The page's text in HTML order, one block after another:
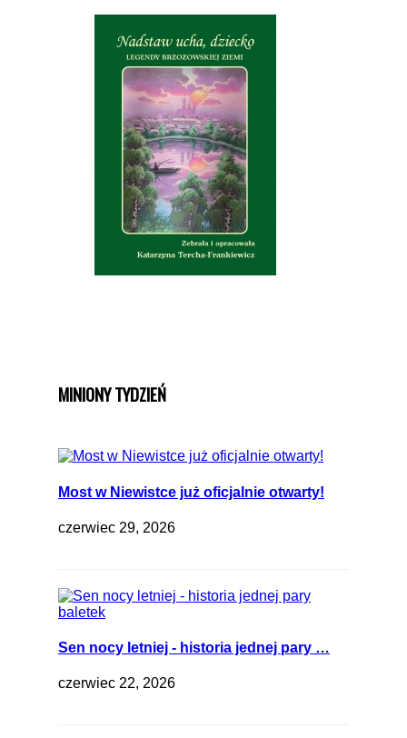
MINIONY TYDZIEŃ
Most w Niewistce już oficjalnie otwarty!
czerwiec 29, 2026
Sen nocy letniej - historia jednej pary …
czerwiec 22, 2026